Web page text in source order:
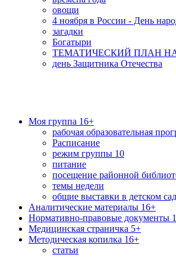
овощи
4 ноября в России - День
загадки
Богатыри
ТЕМАТИЧЕСКИЙ ПЛАН НА II
день Защитника Отечества
Моя группа 16+
рабочая образовательная
Расписание
режим группы 10
питание
посещение районной
темы недели
общие выставки в детском
Аналитические материалы 16+
Нормативно-правовые документы
Медицинская страничка 5+
Методическая копилка 16+
статьи